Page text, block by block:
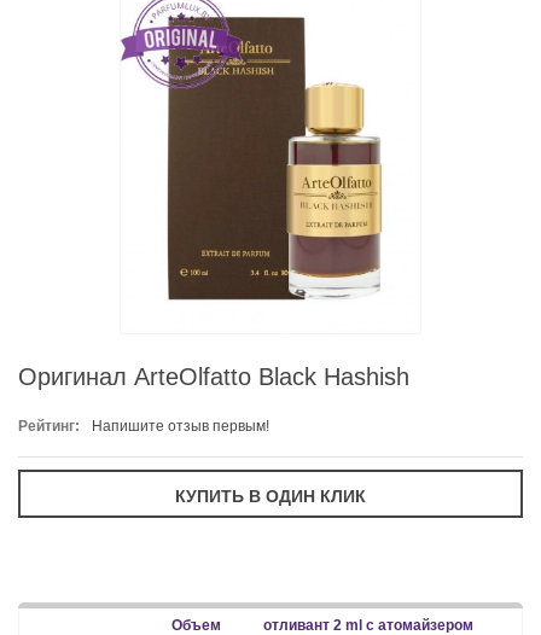
Оригинал ArteOlfatto Black Hashish
Рейтинг: Напишите отзыв первым!
отливант 2 ml с атомайзером